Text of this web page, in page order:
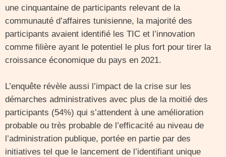
une cinquantaine de participants relevant de la
communauté d’affaires tunisienne, la majorité des
participants avaient identifié les TIC et l’innovation
comme filière ayant le potentiel le plus fort pour tirer la
croissance économique du pays en 2021.
L’enquête révèle aussi l’impact de la crise sur les
démarches administratives avec plus de la moitié des
participants (54%) qui s’attendent à une amélioration
probable ou très probable de l’efficacité au niveau de
l’administration publique, portée en partie par des
initiatives tel que le lancement de l’identifiant unique